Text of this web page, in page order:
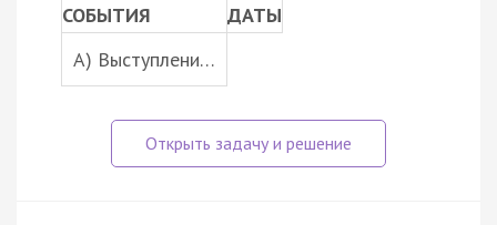
СОБЫТИЯ
ДАТЫ
A) Выступлени…